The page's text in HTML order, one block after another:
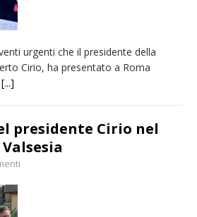
urgenti che il presidente della
Cirio, ha presentato a Roma
[...]
presidente Cirio nel